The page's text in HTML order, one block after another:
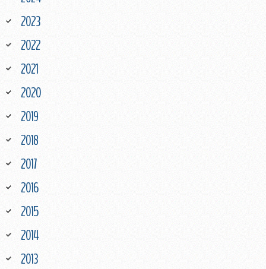
2023
2022
2021
2020
2019
2018
2017
2016
2015
2014
2013